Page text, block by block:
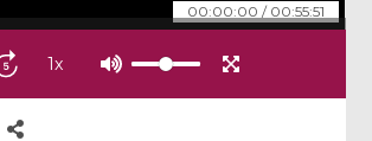
00:00:00 / 00:55:51
1x